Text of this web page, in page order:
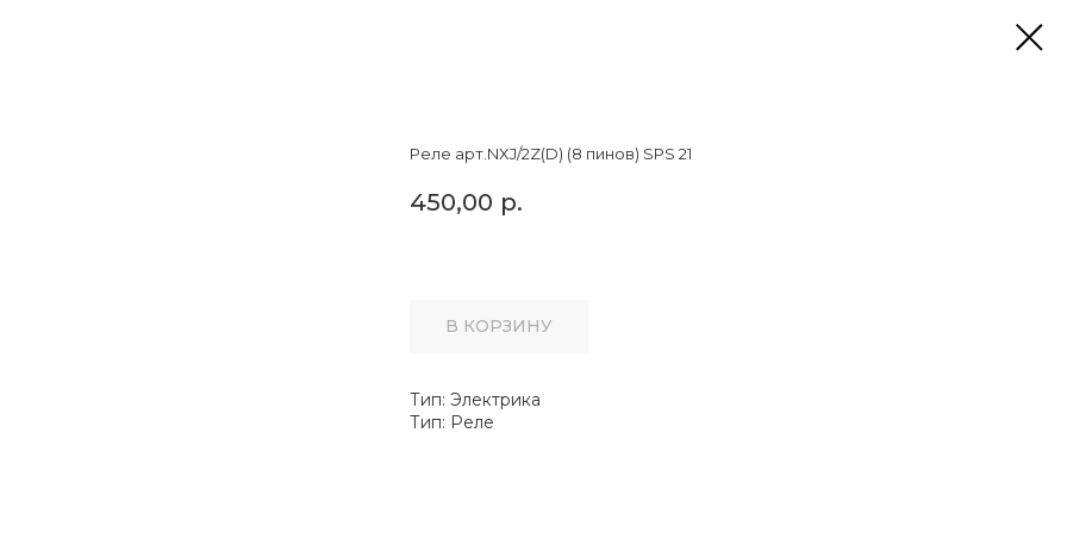
Реле арт.NXJ/2Z(D) (8 пинов) SPS 21
450,00 р.
В КОРЗИНУ
Тип: Электрика
Тип: Реле